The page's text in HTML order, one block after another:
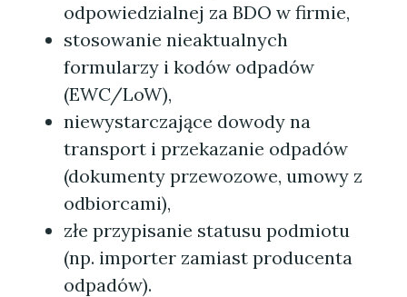
odpowiedzialnej za BDO w firmie,
stosowanie nieaktualnych
formularzy i kodów odpadów
(EWC/LoW),
niewystarczające dowody na
transport i przekazanie odpadów
(dokumenty przewozowe, umowy z
odbiorcami),
złe przypisanie statusu podmiotu
(np. importer zamiast producenta
odpadów).